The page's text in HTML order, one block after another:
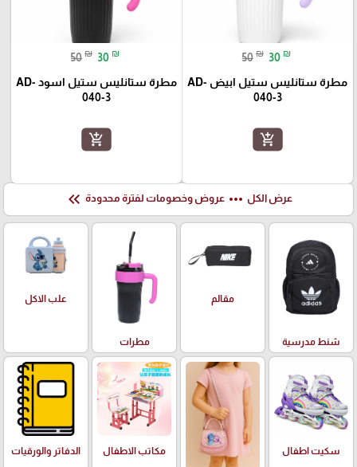
50 ₪ 30 ₪
مطرة ستانليس ستيل ابيض AD-
040-3
add_shopping_cart
50 ₪ 30 ₪
مطرة ستانليس ستيل اسود AD-
040-3
add_shopping_cart
عرض الكل more_horiz عروض وخصومات لفترة محدودة keyboard_double_arrow_left
شنط مدرسية
مقالم
مطرات
علب الاكل
سكيت اطفال مكاتب الاطفال الدفاتر والورقيات